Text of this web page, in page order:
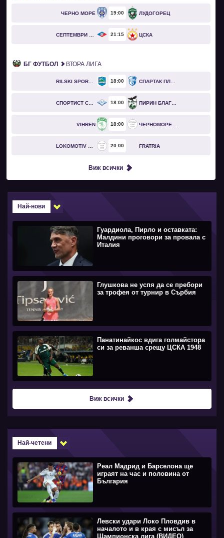
ЧЕРНО МОРЕ 19 00 ЛУДОГОРЕЦ
21 15 ЦСКА
БГ ФУТБОЛ ВТОРА ЛИГА
RILSKI SPORTIST 18 00 СПАРТАК ПЛЕВЕН
СПОРТИСТ СВОГЕ 18 00 ПИРИН БЛАГОЕВГРАД
VIHREN 18 00
20 00 FRATRIA
Виж всички
Най-нови
Гуардиола, Пирло и оставката:
Малдини проговори за провала с
Италия
Глушкова не успя да се пребори
за трофея от турнир в Сърбия
Панатинайкос вдига голмайстора
си за реванша срещу ЦСКА 1948
Виж всички
Най-четени
Реал Мадрид и Барселона ще
играят на час и половина от
България
Левски удари Локо Пловдив в
началото и в края с мисъл за
Шампионска лига (ВИДЕО)